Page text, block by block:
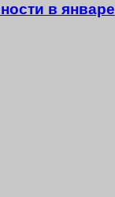
в январе